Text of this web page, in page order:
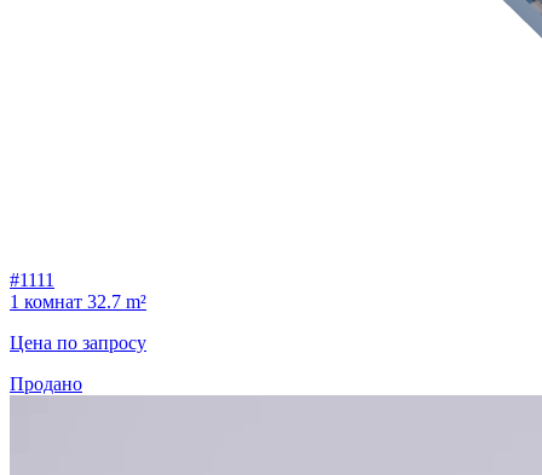
#1111
1 комнат 32.7 m²
Цена по запросу
Продано